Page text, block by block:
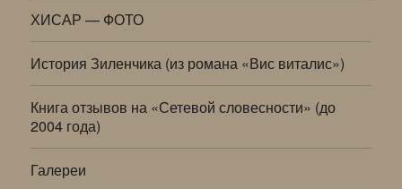
ХИСАР — ФОТО
История Зиленчика (из романа «Вис виталис»)
Книга отзывов на «Сетевой словесности» (до
2004 года)
Галереи